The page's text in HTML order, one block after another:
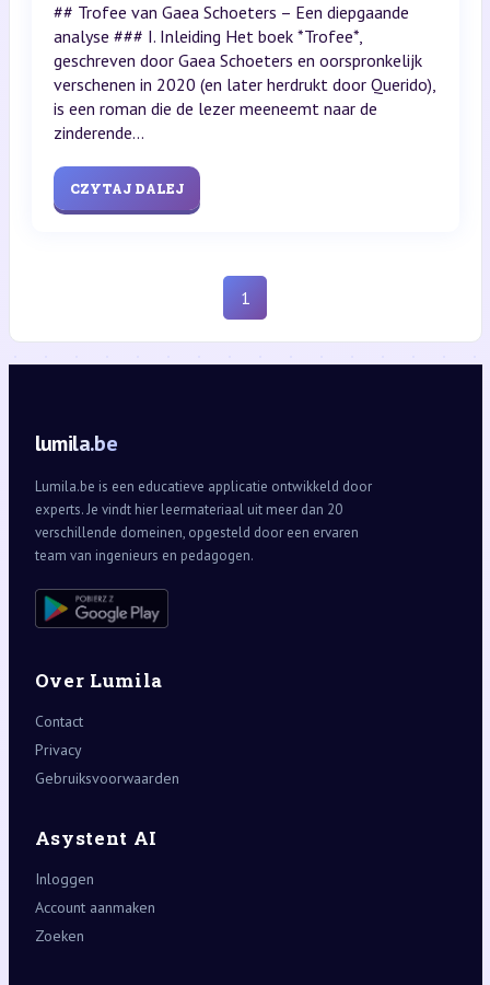
## Trofee van Gaea Schoeters – Een diepgaande
analyse ### I. Inleiding Het boek *Trofee*,
geschreven door Gaea Schoeters en oorspronkelijk
verschenen in 2020 (en later herdrukt door Querido),
is een roman die de lezer meeneemt naar de
zinderende...
CZYTAJ DALEJ
1
lumila.be
Lumila.be is een educatieve applicatie ontwikkeld door
experts. Je vindt hier leermateriaal uit meer dan 20
verschillende domeinen, opgesteld door een ervaren
team van ingenieurs en pedagogen.
Over Lumila
Contact
Privacy
Gebruiksvoorwaarden
Asystent AI
Inloggen
Account aanmaken
Zoeken